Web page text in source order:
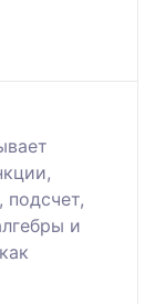
подсчет,
и